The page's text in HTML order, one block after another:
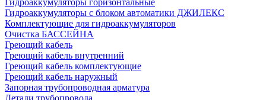
Гидроаккумуляторы горизонтальные
Гидроаккумуляторы с блоком автоматики ДЖИЛЕКС
Комплектующие для гидроаккумуляторов
Очистка БАССЕЙНА
Греющий кабель
Греющий кабель внутренний
Греющий кабель комплектующие
Греющий кабель наружный
Запорная трубопроводная арматура
Детали трубопровода